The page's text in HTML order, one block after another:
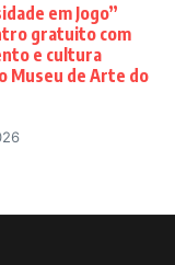
em Jogo”
gratuito com
e cultura
Museu de Arte do